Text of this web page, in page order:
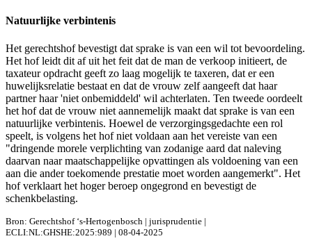
Natuurlijke verbintenis
Het gerechtshof bevestigt dat sprake is van een wil tot bevoordeling.
Het hof leidt dit af uit het feit dat de man de verkoop initieert, de
taxateur opdracht geeft zo laag mogelijk te taxeren, dat er een
huwelijksrelatie bestaat en dat de vrouw zelf aangeeft dat haar
partner haar 'niet onbemiddeld' wil achterlaten. Ten tweede oordeelt
het hof dat de vrouw niet aannemelijk maakt dat sprake is van een
natuurlijke verbintenis. Hoewel de verzorgingsgedachte een rol
speelt, is volgens het hof niet voldaan aan het vereiste van een
"dringende morele verplichting van zodanige aard dat naleving
daarvan naar maatschappelijke opvattingen als voldoening van een
aan die ander toekomende prestatie moet worden aangemerkt". Het
hof verklaart het hoger beroep ongegrond en bevestigt de
schenkbelasting.
Bron: Gerechtshof ‘s-Hertogenbosch | jurisprudentie |
ECLI:NL:GHSHE:2025:989 | 08-04-2025